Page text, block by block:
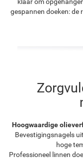
gespannen doeken: de
Hoogwaardige
Bevestigingsnagels
hoge
Professioneel linnen